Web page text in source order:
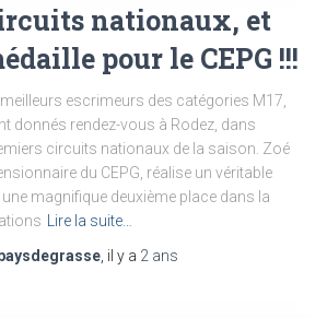
nationaux, et
pour le CEPG !!!
escrimeurs des catégories M17,
donnés rendez-vous à Rodez, dans
circuits nationaux de la saison. Zoé
du CEPG, réalise un véritable
magnifique deuxième place dans la
Lire la suite…
, il y a 2 ans